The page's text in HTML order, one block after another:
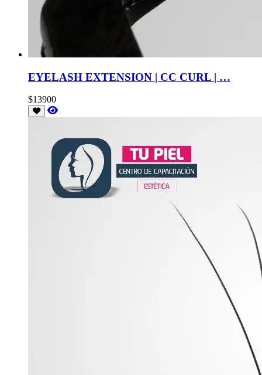
EYELASH EXTENSION | CC CURL | …
$13900